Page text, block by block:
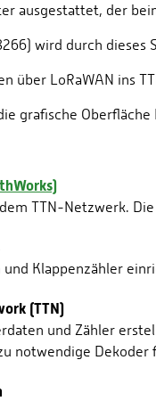
ausgestattet, der
wird durch dieses
über LoRaWAN ins
grafische Oberfläche
TTN-Netzwerk.
Klappenzähler
(TTN)
und Zähler
notwendige Dekoder